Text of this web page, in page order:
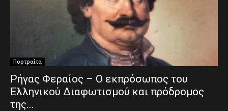
Πορτραίτα
Ρήγας Φεραίος – Ο εκπρόσωπος του
Ελληνικού Διαφωτισμού και πρόδρομος
της...